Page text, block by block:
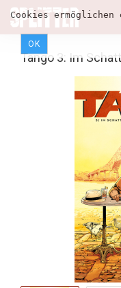
Cookies
OK
Tango 3: Im